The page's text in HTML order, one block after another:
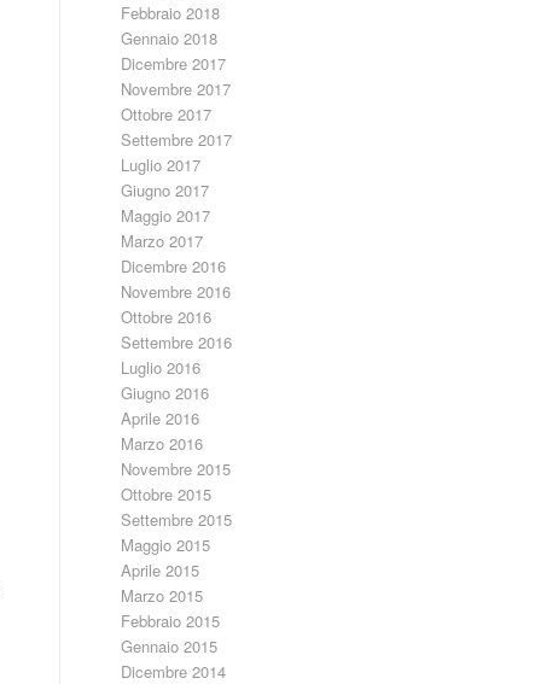
Febbraio 2018
Gennaio 2018
Dicembre 2017
Novembre 2017
Ottobre 2017
Settembre 2017
Luglio 2017
Giugno 2017
Maggio 2017
Marzo 2017
Dicembre 2016
Novembre 2016
Ottobre 2016
Settembre 2016
Luglio 2016
Giugno 2016
Aprile 2016
Marzo 2016
Novembre 2015
Ottobre 2015
Settembre 2015
Maggio 2015
Aprile 2015
Marzo 2015
Febbraio 2015
Gennaio 2015
Dicembre 2014